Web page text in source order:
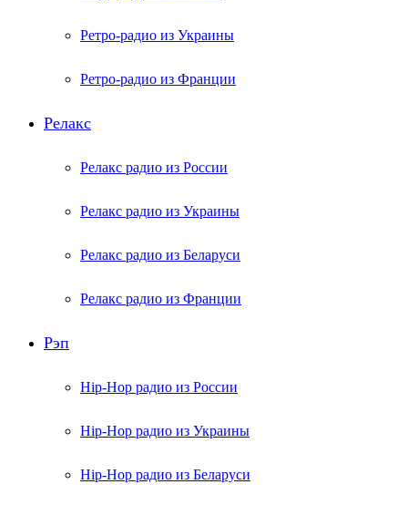
Ретро-радио из Украины
Ретро-радио из Франции
Релакс
Релакс радио из России
Релакс радио из Украины
Релакс радио из Беларуси
Релакс радио из Франции
Рэп
Hip-Hop радио из России
Hip-Hop радио из Украины
Hip-Hop радио из Беларуси